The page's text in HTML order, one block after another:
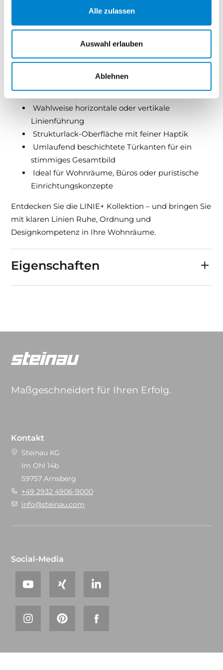
Alle zulassen
Auswahl erlauben
Ablehnen
Türkanten sind umlaufend beschichtet, was nicht nur
optisch überzeugt, sondern auch für besondere
Langlebigkeit steht.
Ihre Vorteile mit LINIE+:
Geradliniges Design für moderne und klare
Wahlweise horizontale oder vertikale
Linienführung
Strukturlack-Oberfläche mit feiner Haptik
Umlaufend beschichtete Türkanten für ein
stimmiges Gesamtbild
Ideal für Wohnräume, Büros oder puristische
Einrichtungskonzepte
Entdecken Sie die LINIE+ Kollektion – und bringen Sie
mit klaren Linien Ruhe, Ordnung und
Designkompetenz in Ihre Wohnräume.
Eigenschaften
Maßgeschneidert für Ihren Erfolg.
Kontakt
Steinau KG
Im Ohl 14b
59757 Arnsberg
+49 2932 4906-9000
info@steinau.com
Social-Media